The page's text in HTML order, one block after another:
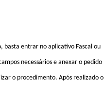
basta entrar no aplicativo Fascal ou
necessários e anexar o pedido
o procedimento. Após realizado o